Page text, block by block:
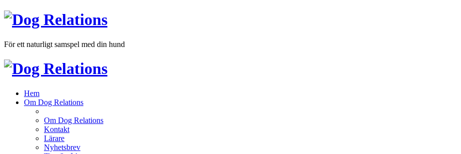
För ett naturligt samspel med din hund
Hem
Om Dog Relations
Om Dog Relations
Kontakt
Lärare
Nyhetsbrev